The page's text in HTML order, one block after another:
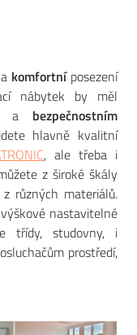
komfortní posezení
nábytek by měl
a bezpečnostním
hlavně kvalitní
, ale třeba i
z široké škály
z různých materiálů.
nastavitelné
třídy, studovny, i
prostředí,